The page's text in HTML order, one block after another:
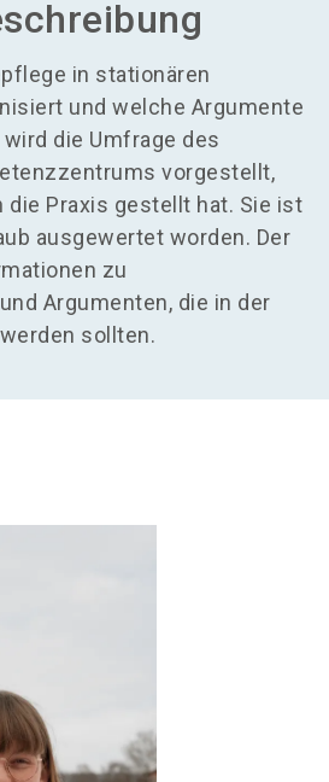
in stationären
und welche Argumente
die Umfrage des
vorgestellt,
die Praxis gestellt hat. Sie ist
ausgewertet worden. Der
zu
Argumenten, die in der
sollten.